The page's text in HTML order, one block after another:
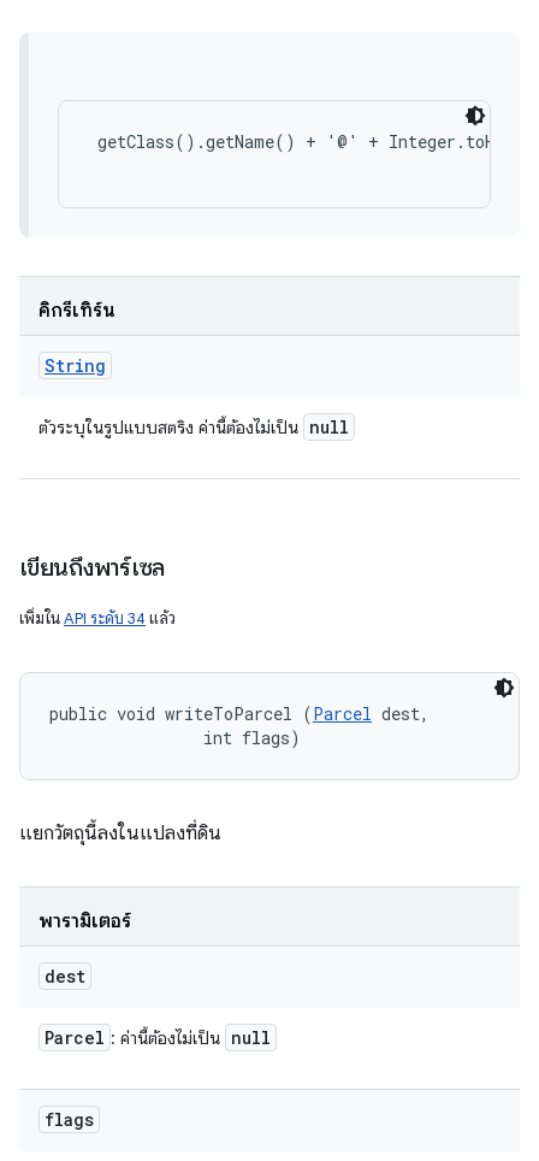
getClass().getName() + '@' +
คิกรีเทิร์น
String
ตัวระบุในรูปแบบสตริง ค่านี้ต้องไม่เป็น null
เขียนถึงพาร์เซล
เพิ่มในAPI ระดับ 34 แล้ว
public void writeToParcel (Parcel dest,
                int flags)
แยกวัตถุนี้ลงในแปลงที่ดิน
พารามิเตอร์
dest
Parcel : ค่านี้ต้องไม่เป็น null
flags